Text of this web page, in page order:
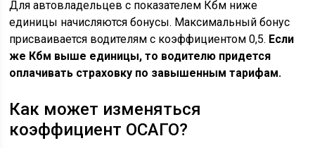
Для автовладельцев с показателем Кбм ниже
единицы начисляются бонусы. Максимальный бонус
присваивается водителям с коэффициентом 0,5. Если
же Кбм выше единицы, то водителю придется
оплачивать страховку по завышенным тарифам.
Как может изменяться
коэффициент ОСАГО?